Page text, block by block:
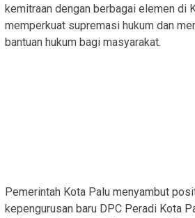
kemitraan dengan berbagai elemen di
memperkuat supremasi hukum dan
bantuan hukum bagi masyarakat.
Pemerintah Kota Palu menyambut
kepengurusan baru DPC Peradi Kota